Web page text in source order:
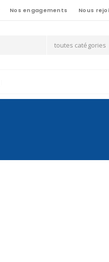
Nos engagements Nous
toutes catégories